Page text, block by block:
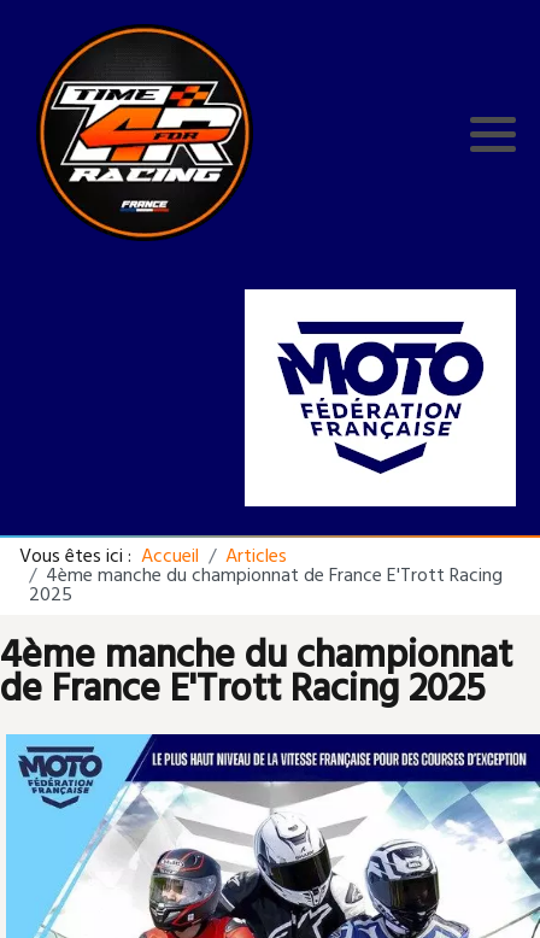
Vous êtes ici : Accueil Articles
4ème manche du championnat de France E'Trott Racing
2025
4ème manche du championnat
de France E'Trott Racing 2025